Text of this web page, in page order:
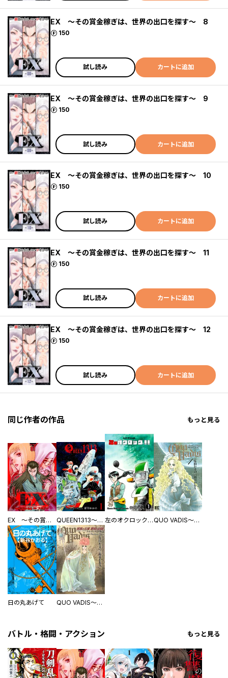
EX ～その賞金稼ぎは、世界の出口を探す～ 8
150
ポイント
試し読み カートに追加
EX ～その賞金稼ぎは、世界の出口を探す～ 9
150
ポイント
試し読み カートに追加
EX ～その賞金稼ぎは、世界の出口を探す～ 10
150
ポイント
試し読み カートに追加
EX ～その賞金稼ぎは、世界の出口を探す～ 11
150
ポイント
試し読み カートに追加
EX ～その賞金稼ぎは、世界の出口を探す～ 12
150
ポイント
試し読み カートに追加
同じ作者の作品 もっと見る
EX ～その賞金稼ぎは、世界の出口を探す～【単行本版】 QUEEN1313～クイーン・ダブルサーティーン～ 左のオクロック！！ QUO VADIS～クオ・ヴァディス～
日の丸あげて QUO VADIS～クオ・ヴァディス～外伝 漆黒の玉座 静寂の回廊
バトル・格闘・アクション もっと見る